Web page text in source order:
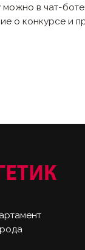
можно в чат-
о конкурсе и